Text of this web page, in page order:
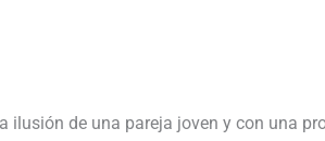
de una pareja joven y con una